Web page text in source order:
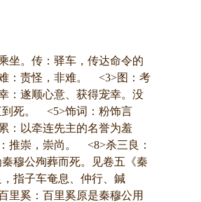
。传：驿车，传达命令的
：责怪，非难。 <3>图：考
：遂顺心意、获得宠幸。没
到死。 <5>饰词：粉饰言
：以牵连先主的名誉为羞
推崇，崇尚。 <8>杀三良：
穆公殉葬而死。见卷五《秦
指子车奄息、仲行、鍼
里奚：百里奚原是秦穆公用